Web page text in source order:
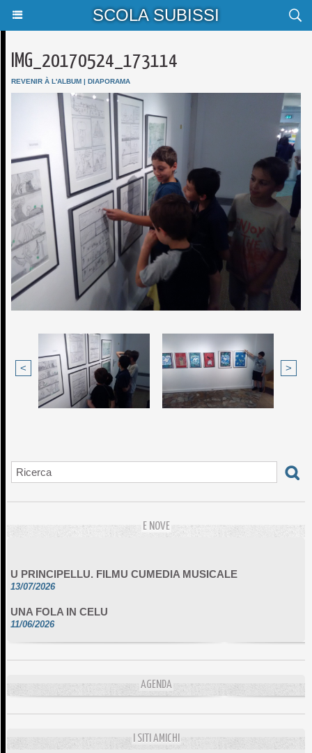
SCOLA SUBISSI
IMG_20170524_173114
REVENIR À L'ALBUM | DIAPORAMA
< >
E NOVE
13/07/2026
11/06/2026
DA SCIMULÌ
AGENDA
I SITI AMICHI